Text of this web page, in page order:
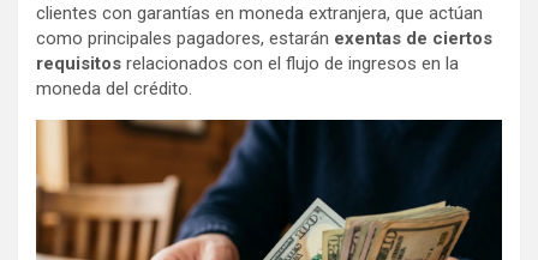
clientes con garantías en moneda extranjera, que actúan
como principales pagadores, estarán exentas de ciertos
requisitos relacionados con el flujo de ingresos en la
moneda del crédito.